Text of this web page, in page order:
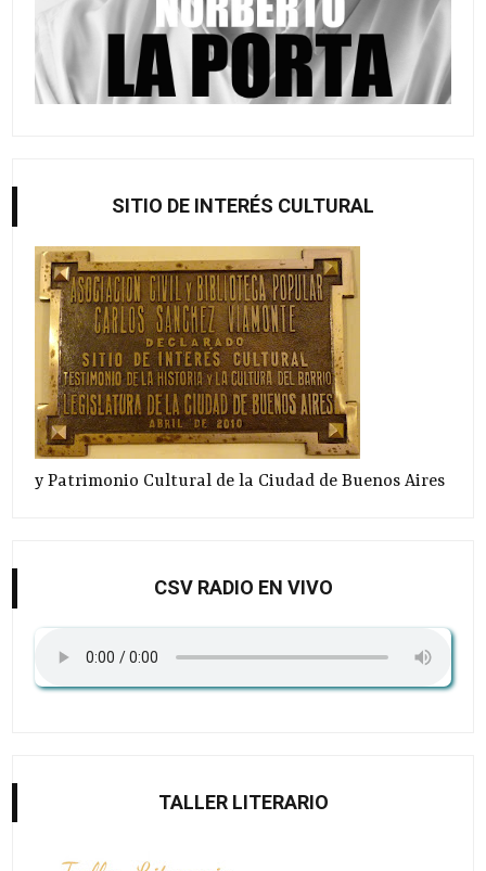
SITIO DE INTERÉS CULTURAL
y Patrimonio Cultural de la Ciudad de Buenos Aires
CSV RADIO EN VIVO
TALLER LITERARIO